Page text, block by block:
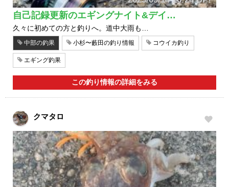
自己記録更新のエギングナイト&デイ…
久々に初めての方と釣りへ。道中大雨も…
中部の釣果 小杉〜藪田の釣り情報 コウイカ釣り
エギング釣果
この釣り情報の詳細をみる
クマタロ